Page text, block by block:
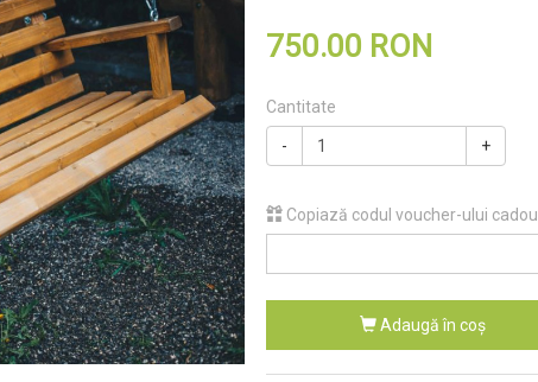
750.00 RON
Cantitate
- +
Copiază codul voucher-ului cadou
Adaugă în coş